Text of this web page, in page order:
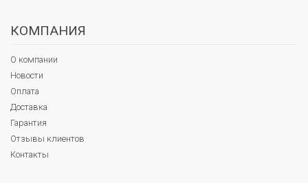
КОМПАНИЯ
О компании
Новости
Оплата
Доставка
Гарантия
Отзывы клиентов
Контакты